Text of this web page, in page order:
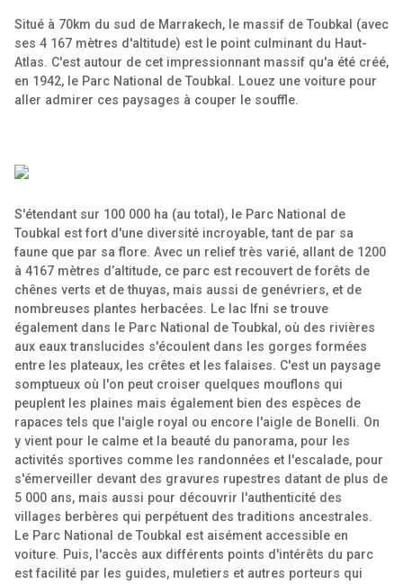
Situé à 70km du sud de Marrakech, le massif de Toubkal (avec
ses 4 167 mètres d'altitude) est le point culminant du Haut-
Atlas. C'est autour de cet impressionnant massif qu'a été créé,
en 1942, le Parc National de Toubkal. Louez une voiture pour
aller admirer ces paysages à couper le souffle.
S'étendant sur 100 000 ha (au total), le Parc National de
Toubkal est fort d'une diversité incroyable, tant de par sa
faune que par sa flore. Avec un relief très varié, allant de 1200
à 4167 mètres d’altitude, ce parc est recouvert de forêts de
chênes verts et de thuyas, mais aussi de genévriers, et de
nombreuses plantes herbacées. Le lac Ifni se trouve
également dans le Parc National de Toubkal, où des rivières
aux eaux translucides s'écoulent dans les gorges formées
entre les plateaux, les crêtes et les falaises. C'est un paysage
somptueux où l'on peut croiser quelques mouflons qui
peuplent les plaines mais également bien des espèces de
rapaces tels que l'aigle royal ou encore l'aigle de Bonelli. On
y vient pour le calme et la beauté du panorama, pour les
activités sportives comme les randonnées et l'escalade, pour
s'émerveiller devant des gravures rupestres datant de plus de
5 000 ans, mais aussi pour découvrir l'authenticité des
villages berbères qui perpétuent des traditions ancestrales.
Le Parc National de Toubkal est aisément accessible en
voiture. Puis, l'accès aux différents points d'intérêts du parc
est facilité par les guides, muletiers et autres porteurs qui